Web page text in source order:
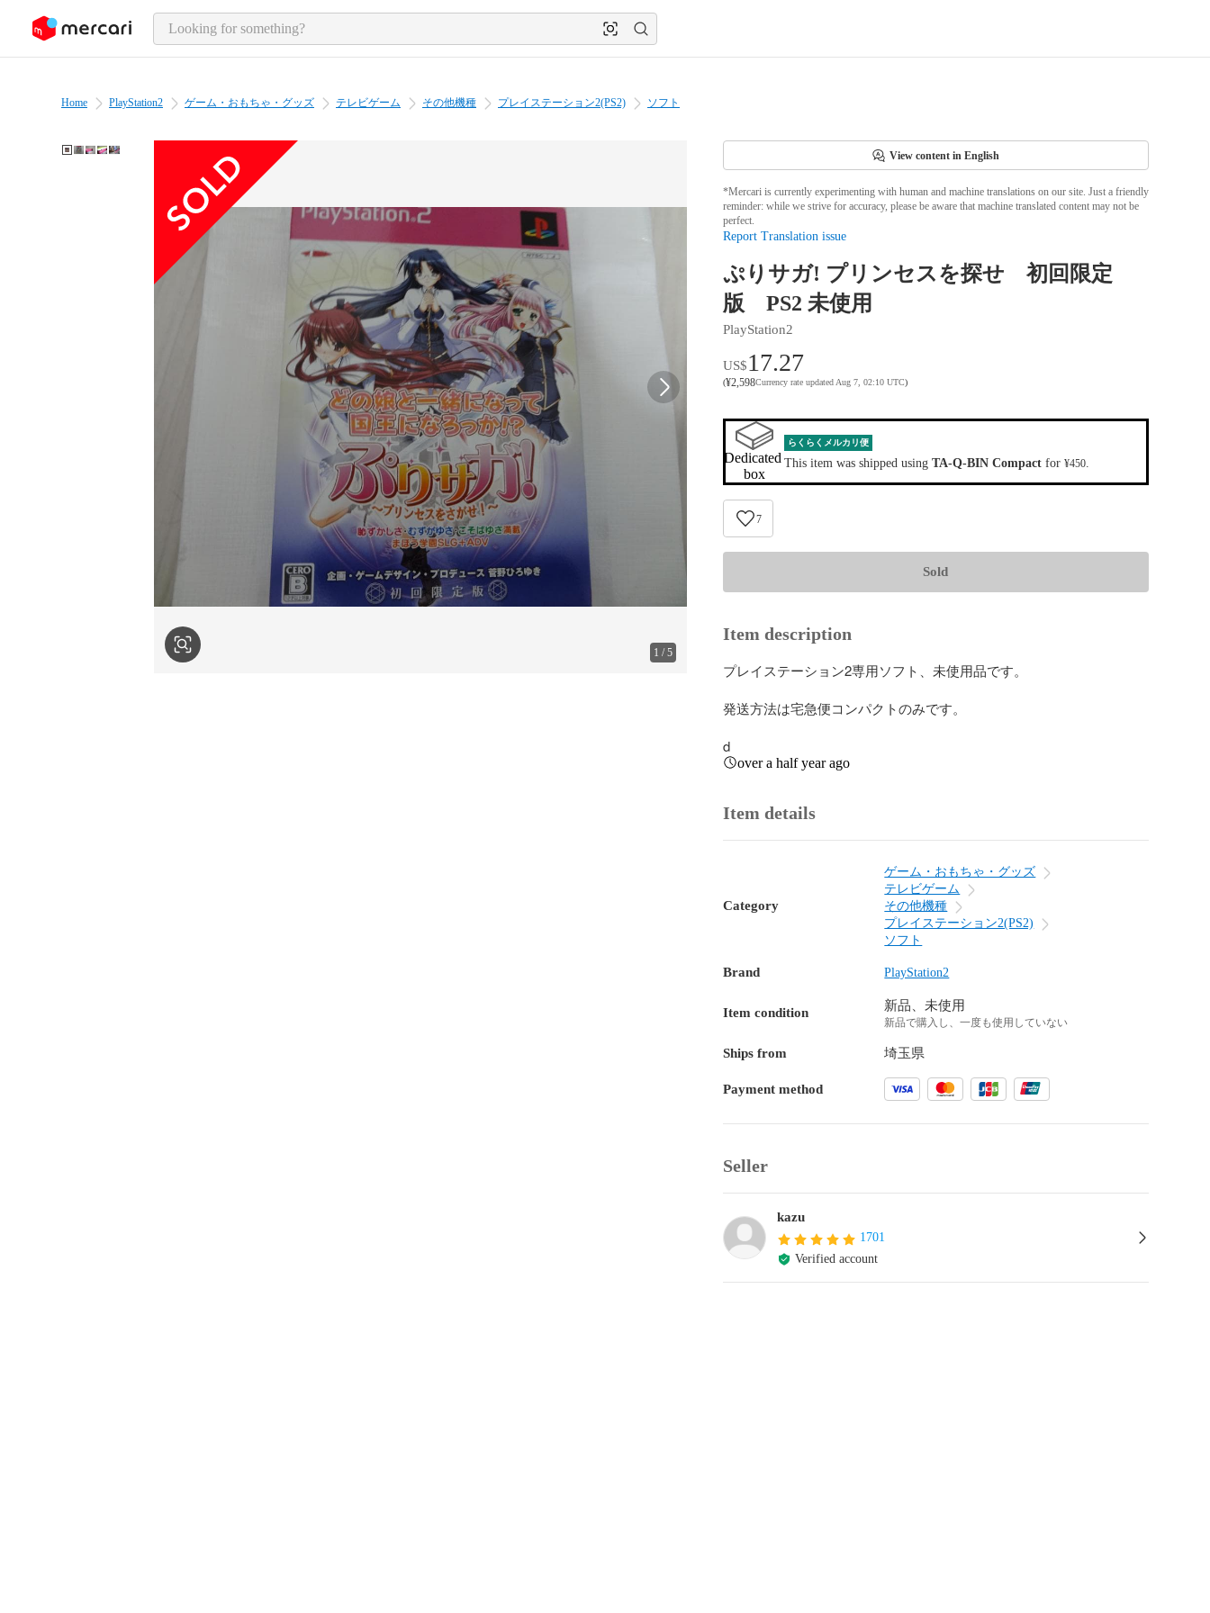
page content
Home PlayStation2 ゲーム・おもちゃ・グッズ テレビゲーム その他機種 プレイステーション2(PS2) ソフト
1 /5
View content in English
*Mercari is currently experimenting with human and machine translations on our site. Just a friendly
reminder: while we strive for accuracy, please be aware that machine translated content may not be
perfect.
Report Translation issue
ぷりサガ! プリンセスを探せ 初回限定
版 PS2 未使用
PlayStation2
US$17.27
(¥2,598Currency rate updated Aug 7, 02:10 UTC)
Dedicated
box
らくらくメルカリ便
This item was shipped using TA-Q-BIN Compactfor ¥450.
7
Sold
Item description
プレイステーション2専用ソフト、未使用品です。
発送方法は宅急便コンパクトのみです。
d
over a half year ago
Item details
Category
ゲーム・おもちゃ・グッズ
テレビゲーム
その他機種
プレイステーション2(PS2)
ソフト
Brand PlayStation2
Item condition 新品、未使用
新品で購入し、一度も使用していない
Ships from 埼玉県
Payment method
Seller
kazu
1701
Verified account